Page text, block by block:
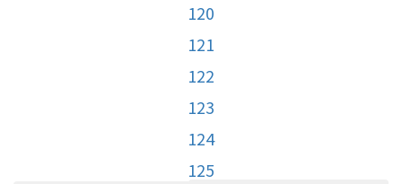
120
121
122
123
124
125